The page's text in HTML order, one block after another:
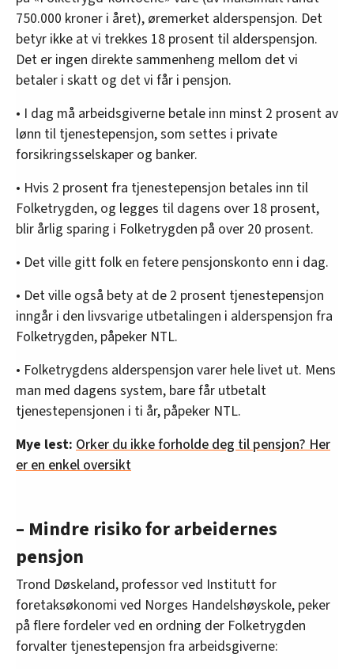
750.000 kroner i året), øremerket alderspensjon. Det
betyr ikke at vi trekkes 18 prosent til alderspensjon.
Det er ingen direkte sammenheng mellom det vi
betaler i skatt og det vi får i pensjon.
• I dag må arbeidsgiverne betale inn minst 2 prosent av
lønn til tjenestepensjon, som settes i private
forsikringsselskaper og banker.
• Hvis 2 prosent fra tjenestepensjon betales inn til
Folketrygden, og legges til dagens over 18 prosent,
blir årlig sparing i Folketrygden på over 20 prosent.
• Det ville gitt folk en fetere pensjonskonto enn i dag.
• Det ville også bety at de 2 prosent tjenestepensjon
inngår i den livsvarige utbetalingen i alderspensjon fra
Folketrygden, påpeker NTL.
• Folketrygdens alderspensjon varer hele livet ut. Mens
man med dagens system, bare får utbetalt
tjenestepensjonen i ti år, påpeker NTL.
Mye lest: Orker du ikke forholde deg til pensjon? Her
er en enkel oversikt
– Mindre risiko for arbeidernes
pensjon
Trond Døskeland, professor ved Institutt for
foretaksøkonomi ved Norges Handelshøyskole, peker
på flere fordeler ved en ordning der Folketrygden
forvalter tjenestepensjon fra arbeidsgiverne: